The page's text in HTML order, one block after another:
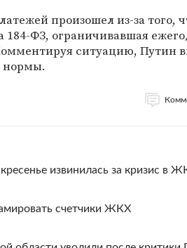
произошел из-за того,
184-ФЗ, ограничивавшая
ситуацию, Путин
нормы.
извинилась за кризис в
счетчики ЖКХ